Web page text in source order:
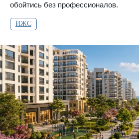
обойтись без профессионалов.
ИЖС